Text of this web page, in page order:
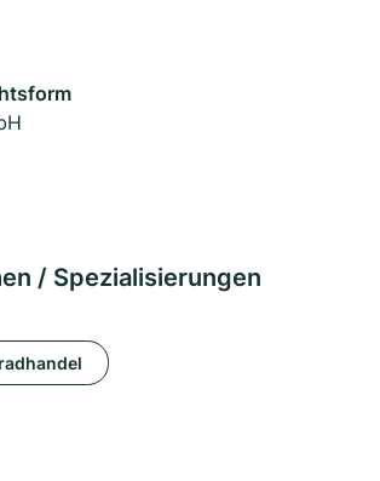
/ Spezialisierungen